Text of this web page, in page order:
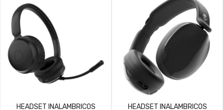
HEADSET INALAMBRICOS
HEADSET INALAMBRICOS